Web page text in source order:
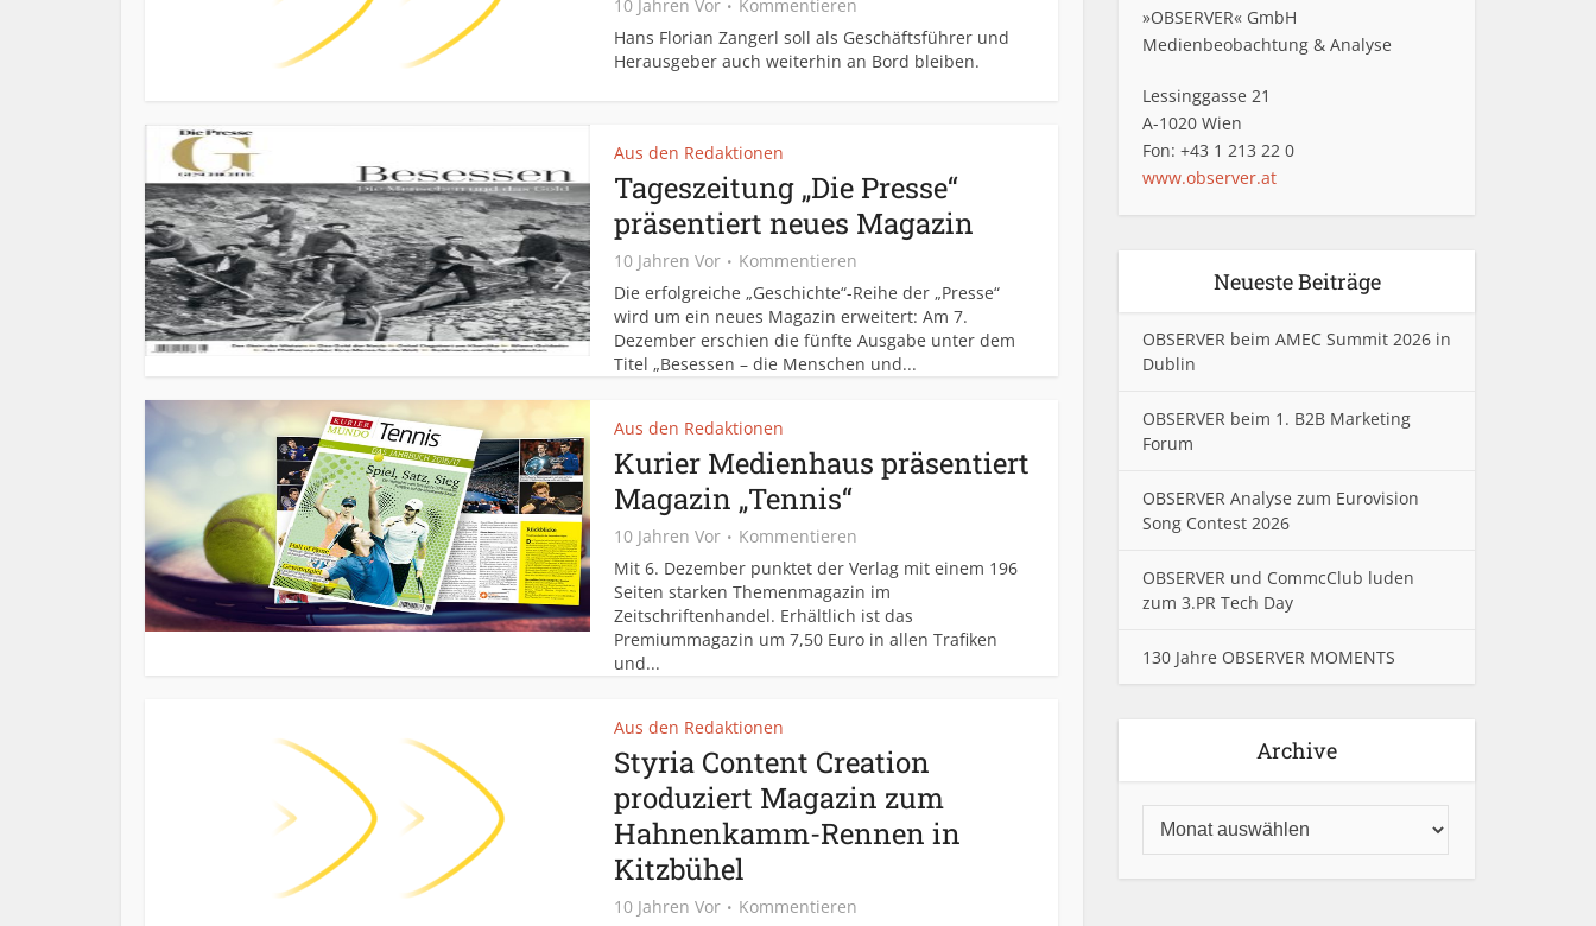
10 Jahren Vor
Kommentieren
Hans Florian Zangerl soll als Geschäftsführer und
Herausgeber auch weiterhin an Bord bleiben.
Aus den Redaktionen
Tageszeitung „Die Presse“
präsentiert neues Magazin
10 Jahren Vor
Kommentieren
Die erfolgreiche „Geschichte“-Reihe der „Presse“
wird um ein neues Magazin erweitert: Am 7.
Dezember erschien die fünfte Ausgabe unter dem
Titel „Besessen – die Menschen und...
Aus den Redaktionen
Kurier Medienhaus präsentiert
Magazin „Tennis“
10 Jahren Vor
Kommentieren
Mit 6. Dezember punktet der Verlag mit einem 196
Seiten starken Themenmagazin im
Zeitschriftenhandel. Erhältlich ist das
Premiummagazin um 7,50 Euro in allen Trafiken
und...
Aus den Redaktionen
Styria Content Creation
produziert Magazin zum
Hahnenkamm-Rennen in
Kitzbühel
10 Jahren Vor
Kommentieren
»OBSERVER« GmbH
Medienbeobachtung & Analyse
Lessinggasse 21
A-1020 Wien
Fon: +43 1 213 22 0
www.observer.at
Neueste Beiträge
OBSERVER beim AMEC Summit 2026 in
Dublin
OBSERVER beim 1. B2B Marketing
Forum
OBSERVER Analyse zum Eurovision
Song Contest 2026
OBSERVER und CommcClub luden
zum 3.PR Tech Day
130 Jahre OBSERVER MOMENTS
Archive